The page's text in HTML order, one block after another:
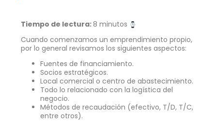
Tiempo de lectura: 8 minutos
Cuando comenzamos un emprendimiento propio,
por lo general revisamos los siguientes aspectos:
Fuentes de financiamiento.
Socios estratégicos.
Local comercial o centro de abastecimiento.
Todo lo relacionado con la logística del
negocio.
Métodos de recaudación (efectivo, T/D, T/C,
entre otros).